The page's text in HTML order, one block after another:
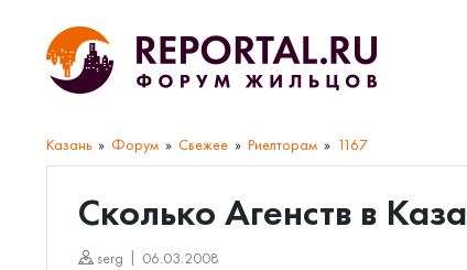
Казань Форум Свежее Риелторам 1167
Сколько Агенств в
serg 06.03.2008